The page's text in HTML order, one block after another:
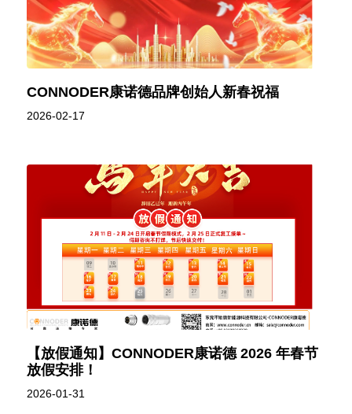
CONNODER康诺德品牌创始人新春祝福
2026-02-17
【放假通知】CONNODER康诺德 2026 年春节
放假安排！
2026-01-31